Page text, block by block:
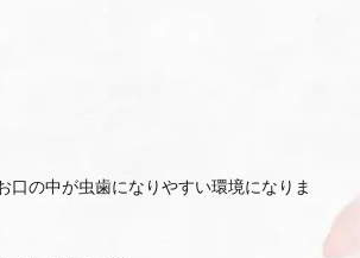
口の中が虫歯になりやすい環境になりま